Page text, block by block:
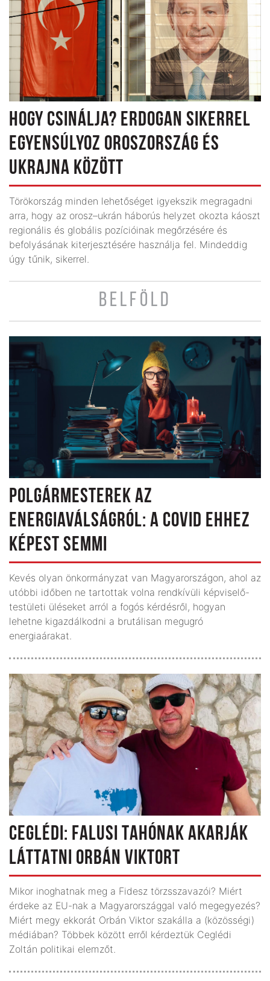
HOGY CSINÁLJA? ERDOGAN SIKERREL
EGYENSÚLYOZ OROSZORSZÁG ÉS
UKRAJNA KÖZÖTT
Törökország minden lehetőséget igyekszik megragadni
arra, hogy az orosz–ukrán háborús helyzet okozta káoszt
regionális és globális pozícióinak megőrzésére és
befolyásának kiterjesztésére használja fel. Mindeddig
úgy tűnik, sikerrel.
BELFÖLD
POLGÁRMESTEREK AZ
ENERGIAVÁLSÁGRÓL: A COVID EHHEZ
KÉPEST SEMMI
Kevés olyan önkormányzat van Magyarországon, ahol az
utóbbi időben ne tartottak volna rendkívüli képviselő-
testületi üléseket arról a fogós kérdésről, hogyan
lehetne kigazdálkodni a brutálisan megugró
energiaárakat.
CEGLÉDI: FALUSI TAHÓNAK AKARJÁK
LÁTTATNI ORBÁN VIKTORT
Mikor inoghatnak meg a Fidesz törzsszavazói? Miért
érdeke az EU-nak a Magyarországgal való megegyezés?
Miért megy ekkorát Orbán Viktor szakálla a (közösségi)
médiában? Többek között erről kérdeztük Ceglédi
Zoltán politikai elemzőt.